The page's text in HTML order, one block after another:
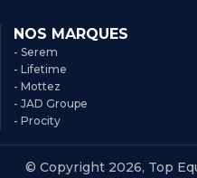
NOS MARQUES
- Serem
- Lifetime
- Mottez
- JAD Groupe
- Procity
© Copyright 2026, Top